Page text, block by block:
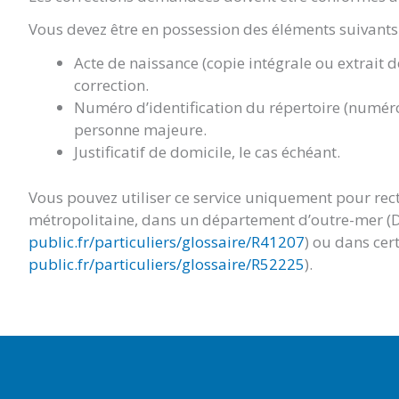
Vous devez être en possession des éléments
Acte de naissance (copie intégrale ou extrait
correction.
Numéro d’identification du répertoire
personne majeure.
Justificatif de domicile, le cas échéant.
Vous pouvez utiliser ce service uniquement pour
métropolitaine, dans un département d’outre-mer
public.fr/particuliers/glossaire/R41207) ou dans
public.fr/particuliers/glossaire/R52225).